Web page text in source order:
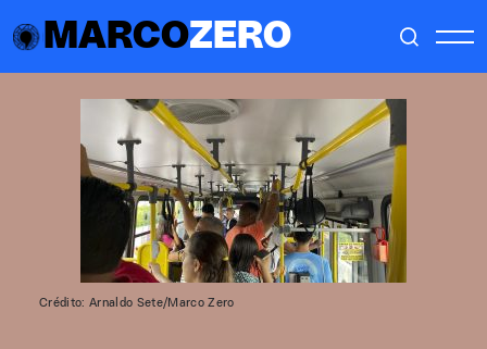
MARCOZERO
Crédito: Arnaldo Sete/Marco Zero